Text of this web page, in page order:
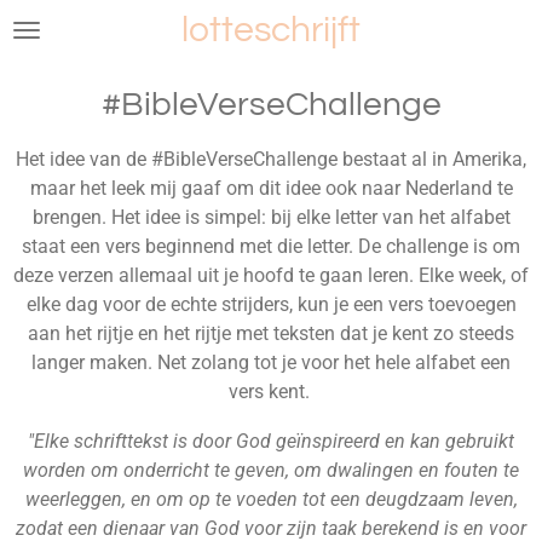
Ga
lotteschrijft
#BibleVerseChallenge
Het idee van de #BibleVerseChallenge bestaat al in Amerika,
maar het leek mij gaaf om dit idee ook naar Nederland te
brengen. Het idee is simpel: bij elke letter van het alfabet
staat een vers beginnend met die letter. De challenge is om
deze verzen allemaal uit je hoofd te gaan leren. Elke week, of
elke dag voor de echte strijders, kun je een vers toevoegen
aan het rijtje en het rijtje met teksten dat je kent zo steeds
langer maken. Net zolang tot je voor het hele alfabet een
vers kent.
"Elke schrifttekst is door God geïnspireerd en kan gebruikt
worden om onderricht te geven, om dwalingen en fouten te
weerleggen, en om op te voeden tot een deugdzaam leven,
zodat een dienaar van God voor zijn taak berekend is en voor